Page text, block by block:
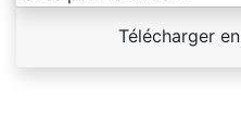
Télécharger en